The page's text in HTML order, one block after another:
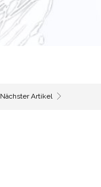
Nächster Artikel